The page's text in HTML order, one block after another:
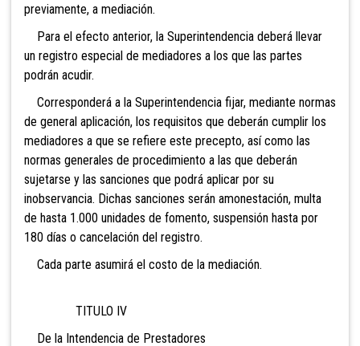
previamente, a mediación.
Para el efecto anterior, la Superintendencia deberá llevar
un registro especial de mediadores a los que las partes
podrán acudir.
Corresponderá a la Superintendencia fijar, mediante normas
de general aplicación, los requisitos que deberán cumplir los
mediadores a que se refiere este precepto, así como las
normas generales de procedimiento a las que deberán
sujetarse y las sanciones que podrá aplicar por su
inobservancia. Dichas sanciones serán amonestación, multa
de hasta 1.000 unidades de fomento, suspensión hasta por
180 días o cancelación del registro.
Cada parte asumirá el costo de la mediación.
TITULO IV
De la Intendencia de Prestadores